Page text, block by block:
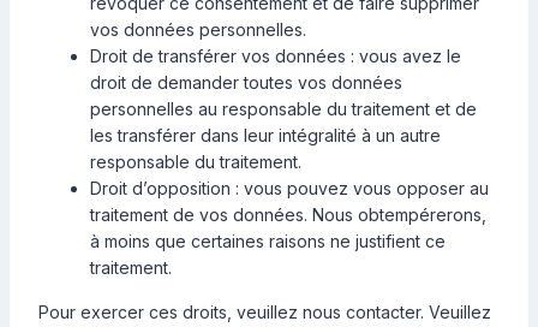
vos données personnelles.
Droit de transférer vos données : vous avez le
droit de demander toutes vos données
personnelles au responsable du traitement et de
les transférer dans leur intégralité à un autre
responsable du traitement.
Droit d’opposition : vous pouvez vous opposer au
traitement de vos données. Nous obtempérerons,
à moins que certaines raisons ne justifient ce
traitement.
Pour exercer ces droits, veuillez nous contacter. Veuillez